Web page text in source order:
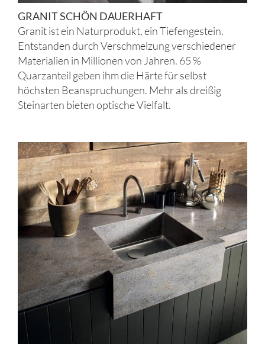
GRANIT SCHÖN DAUERHAFT
Granit ist ein Naturprodukt, ein Tiefengestein.
Entstanden durch Verschmelzung verschiedener
Materialien in Millionen von Jahren. 65 %
Quarzanteil geben ihm die Härte für selbst
höchsten Beanspruchungen. Mehr als dreißig
Steinarten bieten optische Vielfalt.